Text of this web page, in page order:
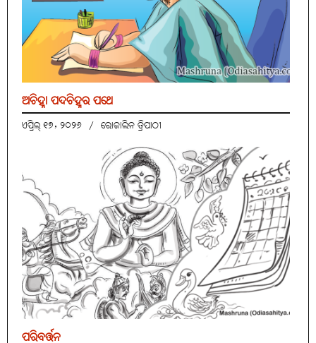
ଅଚିହ୍ନା ପଦଚିହ୍ନର ପଥେ
ଏପ୍ରିଲ୍ ୧୭, ୨୦୨୬ / ରୋଜାଲିନ ତ୍ରିପାଠୀ
ପରିବର୍ତ୍ତନ